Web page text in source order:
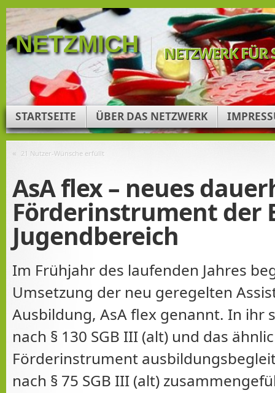
NETZMICH NETZWERK
STARTSEITE ÜBER DAS NETZWERK
« 21 Nutzer-Wünsche erfüllt
AsA flex – neues
Förderinstrument der
Jugendbereich
Im Frühjahr des laufenden Jahres
Umsetzung der neu geregelten
Ausbildung, AsA flex genannt. In ihr
nach § 130 SGB III (alt) und das
Förderinstrument
nach § 75 SGB III (alt)